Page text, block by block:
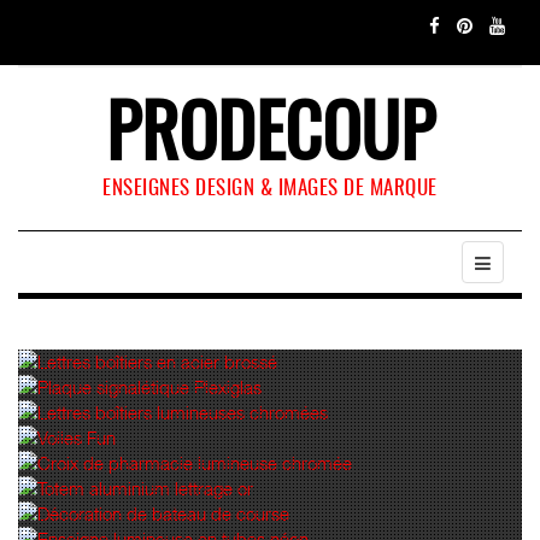
PRODECOUP
ENSEIGNES DESIGN & IMAGES DE MARQUE